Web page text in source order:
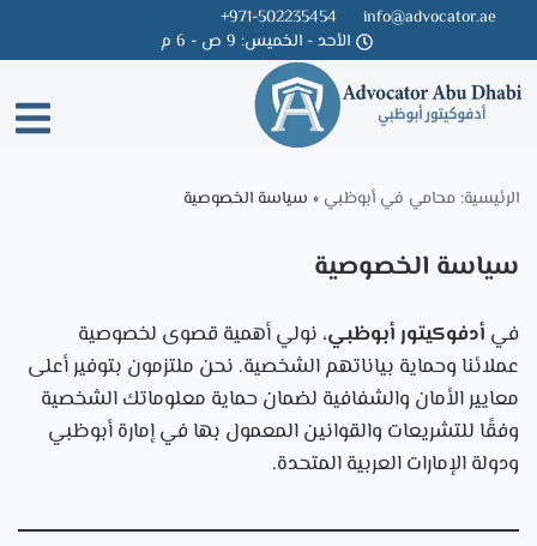
Skip
to
content
info@advocator.ae
971-502235454+
الأحد - الخميس: 9 ص - 6 م
الرئيسية: محامي في أبوظبي » سياسة الخصوصية
سياسة الخصوصية
في أدفوكيتور أبوظبي، نولي أهمية قصوى لخصوصية
عملائنا وحماية بياناتهم الشخصية. نحن ملتزمون بتوفير أعلى
معايير الأمان والشفافية لضمان حماية معلوماتك الشخصية
وفقًا للتشريعات والقوانين المعمول بها في إمارة أبوظبي
ودولة الإمارات العربية المتحدة.